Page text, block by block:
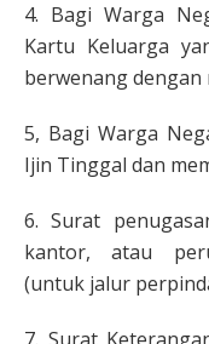
4. Bagi Warga
Kartu Keluarga
berwenang
5, Bagi Warga
Ijin Tinggal dan
6. Surat
kantor, atau
(untuk jalur